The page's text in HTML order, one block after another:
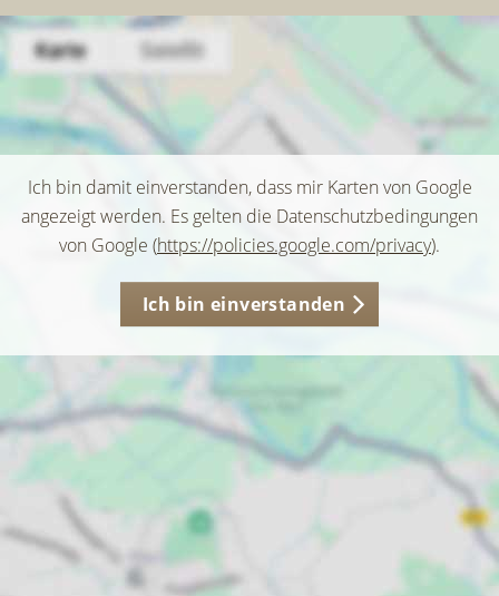
Ich bin damit einverstanden, dass mir Karten von Google
angezeigt werden. Es gelten die Datenschutzbedingungen
von Google (https://policies.google.com/privacy).
Ich bin einverstanden